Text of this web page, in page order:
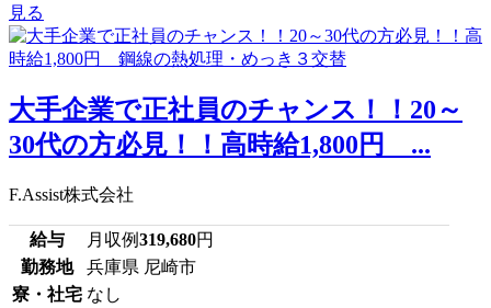
見る
大手企業で正社員のチャンス！！20～
30代の方必見！！高時給1,800円 ...
F.Assist株式会社
給与 月収例319,680円
勤務地
兵庫県 尼崎市
寮・社宅 なし